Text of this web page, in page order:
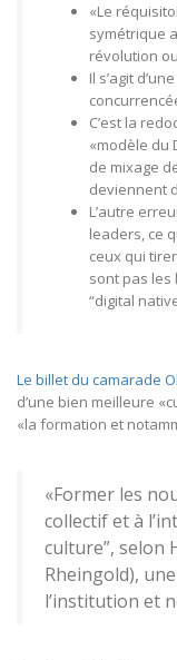
«Le
symétrique
révolution
Il s’agit
C’est la
«modèle du
de mixage
deviennent
L’autre
leaders, ce
ceux qui
sont pas les
“digital
Le billet du camarade
d’une bien meilleure
«la formation et
«Former les
collectif et à
culture”, selon
Rheingold),
l’institution et